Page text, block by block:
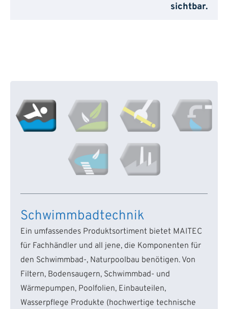
sichtbar.
Schwimmbadtechnik
Ein umfassendes Produktsortiment bietet MAITEC
für Fachhändler und all jene, die Komponenten für
den Schwimmbad-, Naturpoolbau benötigen. Von
Filtern, Bodensaugern, Schwimmbad- und
Wärmepumpen, Poolfolien, Einbauteilen,
Wasserpflege Produkte (hochwertige technische